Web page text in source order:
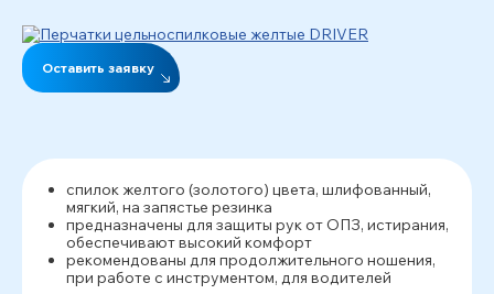
Оставить заявку
спилок желтого (золотого) цвета, шлифованный,
мягкий, на запястье резинка
предназначены для защиты рук от ОПЗ, истирания,
обеспечивают высокий комфорт
рекомендованы для продолжительного ношения,
при работе с инструментом, для водителей